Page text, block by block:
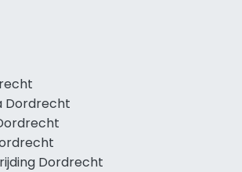
Dordrecht
Dordrecht